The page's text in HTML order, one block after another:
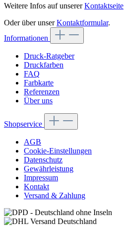
Weitere Infos auf unsererKontaktseite
Oder über unserKontaktformular.
Informationen
Druck-Ratgeber
Druckfarben
FAQ
Farbkarte
Referenzen
Über uns
Shopservice
AGB
Cookie-Einstellungen
Datenschutz
Gewährleistung
Impressum
Kontakt
Versand & Zahlung